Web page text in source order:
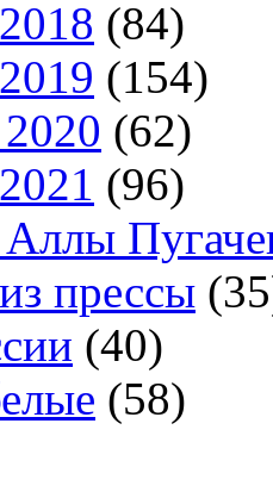
(84)
(154)
(62)
(96)
прессы
(40)
(58)